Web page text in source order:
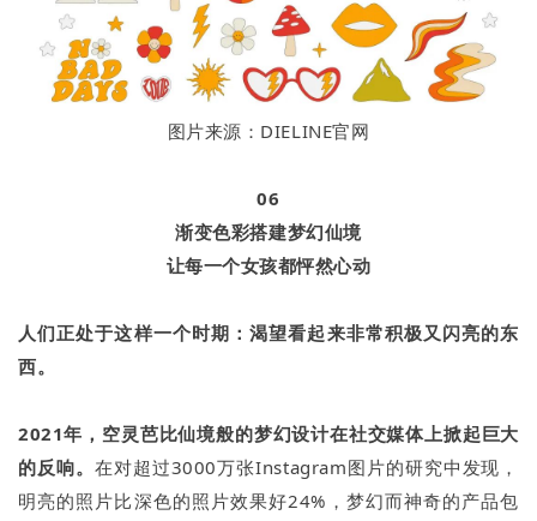
图片来源：DIELINE官网
06
渐变色彩搭建梦幻仙境
让每一个女孩都怦然心动
人们正处于这样一个时期：渴望看起来非常积极又闪亮的东
西。
2021年，空灵芭比仙境般的梦幻设计在社交媒体上掀起巨大
的反响。 在对超过3000万张Instagram图片的研究中发现，
明亮的照片比深色的照片效果好24%，梦幻而神奇的产品包